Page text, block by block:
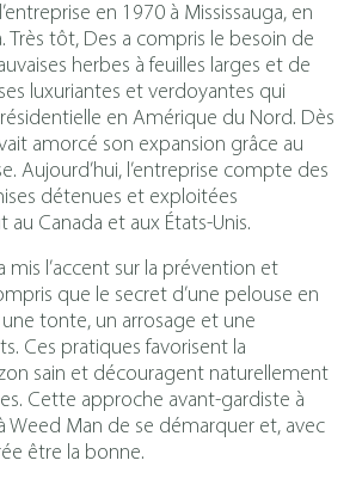
en 1970 à Mississauga, en
Très tôt, Des a compris le besoin de
herbes à feuilles larges et de
luxuriantes et verdoyantes qui
en Amérique du Nord. Dès
amorcé son expansion grâce au
Aujourd’hui, l’entreprise compte des
détenues et exploitées
Canada et aux États-Unis.
mis l’accent sur la prévention et
que le secret d’une pelouse en
tonte, un arrosage et une
Ces pratiques favorisent la
sain et découragent naturellement
Cette approche avant-gardiste à
Weed Man de se démarquer et, avec
être la bonne.